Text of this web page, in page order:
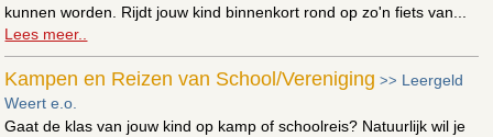
kunnen worden. Rijdt jouw kind binnenkort rond op zo'n fiets van...
Lees meer..
Kampen en Reizen van School/Vereniging >> Leergeld
Weert e.o.
Gaat de klas van jouw kind op kamp of schoolreis? Natuurlijk wil je